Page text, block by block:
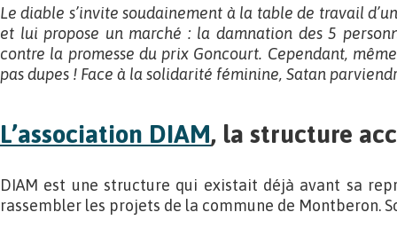
Le diable s’invite soudainement à la table de travail
et lui propose un marché : la damnation des 5
contre la promesse du prix Goncourt. Cependant,
pas dupes ! Face à la solidarité féminine, Satan
L’association DIAM, la structure
DIAM est une structure qui existait déjà avant sa
rassembler les projets de la commune de Montberon.